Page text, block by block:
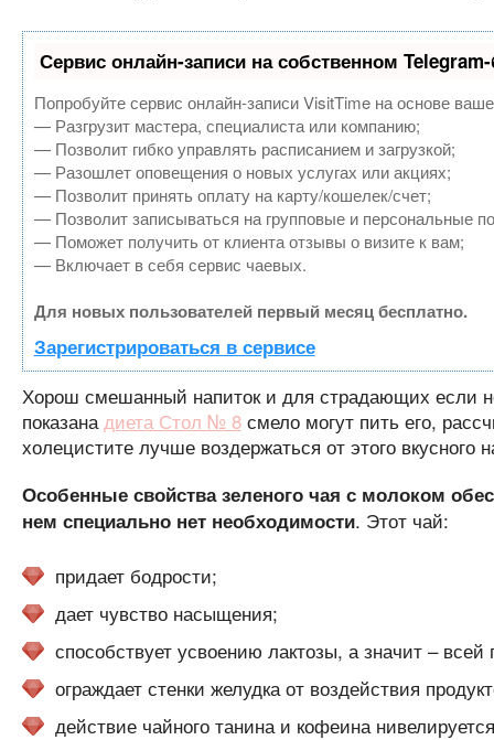
Сервис онлайн-записи на собственном
Попробуйте сервис онлайн-записи VisitTime на основе
— Разгрузит мастера, специалиста или компанию;
— Позволит гибко управлять расписанием и загрузкой;
— Разошлет оповещения о новых услугах или акциях;
— Позволит принять оплату на карту/кошелек/счет;
— Позволит записываться на групповые и персональные
— Поможет получить от клиента отзывы о визите к вам;
— Включает в себя сервис чаевых.
Для новых пользователей первый месяц бесплатно.
Зарегистрироваться в сервисе
Хорош смешанный напиток и для страдающих если
показанадиета Стол № 8смело могут пить его,
холецистите лучше воздержаться от этого
Особенные свойства зеленого чая с молоком
нем специально нет необходимости. Этот чай:
придает бодрости;
дает чувство насыщения;
способствует усвоению лактозы, а значит –
ограждает стенки желудка от воздействия
действие чайного танина и кофеина